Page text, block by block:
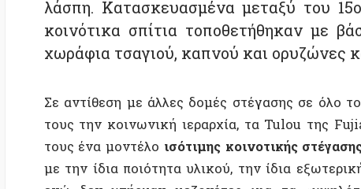
Σε αντίθεση με άλλες δομές στέγασης σε όλο τον
τους την κοινωνική ιεραρχία, τα Tulou της Fujian
τους ένα μοντέλοισότιμης κοινοτικής στέγασης. Όλα
ενώ δεν υπήρχαν μεζονέτες για τα «υψηλότερα
κατακόρυφο διαμέρισμα από το ισόγειο έως το
τρία κάθετα διαμερίσματα.
Τα Tulou κατοικούνταν συνήθως από ένα ευρύτερο